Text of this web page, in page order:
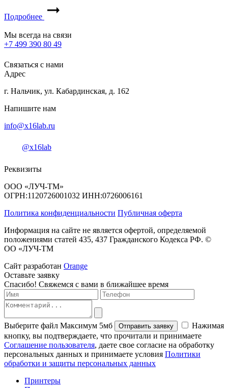
Подробнее
Мы всегда на связи
+7 499 390 80 49
Связаться с нами
Адрес
г. Нальчик, ул. Кабардинская, д. 162
Напишите нам
info@x16lab.ru
@x16lab
Реквизиты
ООО «ЛУЧ-ТМ»
ОГРН:1120726001032 ИНН:0726006161
Политика конфиденциальности Публичная оферта
Информация на сайте не является офертой, определяемой
положениями статей 435, 437 Гражданского Кодекса РФ. ©
ОО «ЛУЧ-ТМ
Сайт разработан Orange
Оставьте заявку
Спасибо! Свяжемся с вами в ближайшее время
Выберите файл Максимум 5мб Отправить заявку
Нажимая
кнопку, вы подтверждаете, что прочитали и принимаете
Соглашение пользователя, даете свое согласие на обработку
персональных данных и принимаете условия Политики
обработки и защиты персональных данных
Принтеры